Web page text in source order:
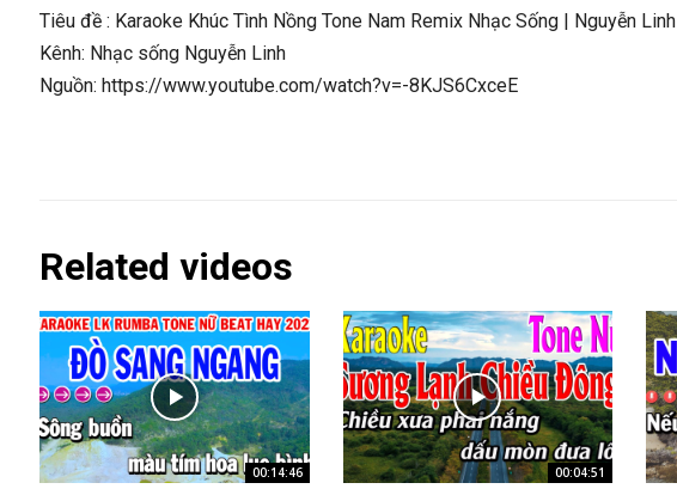
Tiêu đề : Karaoke Khúc Tình Nồng Tone Nam Remix Nhạc Sống | Nguyễn Linh
Kênh: Nhạc sống Nguyễn Linh
Nguồn: https://www.youtube.com/watch?v=-8KJS6CxceE
Related videos
00:14:46 00:04:51